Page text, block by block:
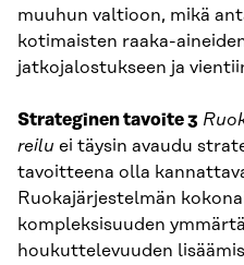
muuhun valtioon, mikä
kotimaisten raaka-
jatkojalostukseen ja
Strateginen tavoite 3
reilu ei täysin avaudu
tavoitteena olla
Ruokajärjestelmän
kompleksisuuden
houkuttelevuuden